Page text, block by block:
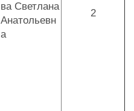
ва Светлана
Анатольевн
а
2